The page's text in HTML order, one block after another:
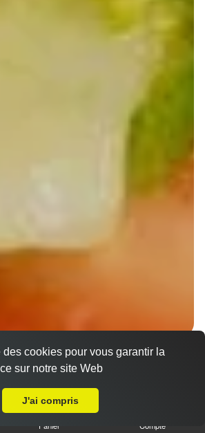
proche Schiltigheim (67300)
Panier Compte
cookies pour vous garantir la
sur notre site Web
J'ai compris